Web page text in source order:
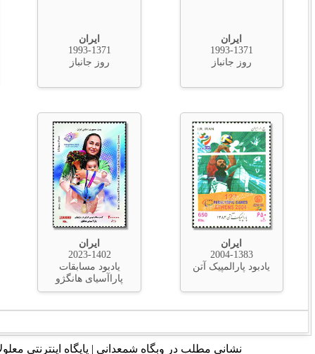
ایران
1993-1371
روز جانباز
ایران
1997-1375
واکسیناسیون فلج
ایران
2023-1402
یادبود مسابقات
وبگاه شمعدانی | پایگاه اینترنتی معلولان ایران: